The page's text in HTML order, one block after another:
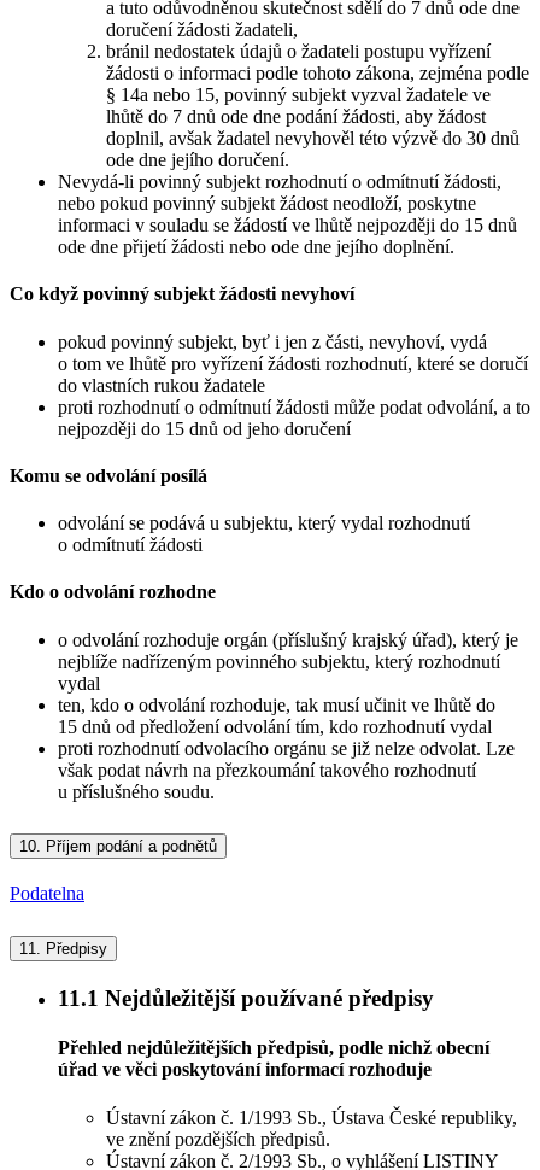
a tuto odůvodněnou skutečnost sdělí do 7 dnů ode dne
doručení žádosti žadateli,
bránil nedostatek údajů o žadateli postupu vyřízení
žádosti o informaci podle tohoto zákona, zejména podle
§ 14a nebo 15, povinný subjekt vyzval žadatele ve
lhůtě do 7 dnů ode dne podání žádosti, aby žádost
doplnil, avšak žadatel nevyhověl této výzvě do 30 dnů
ode dne jejího doručení.
Nevydá-li povinný subjekt rozhodnutí o odmítnutí žádosti,
nebo pokud povinný subjekt žádost neodloží, poskytne
informaci v souladu se žádostí ve lhůtě nejpozději do 15 dnů
ode dne přijetí žádosti nebo ode dne jejího doplnění.
Co když povinný subjekt žádosti nevyhoví
pokud povinný subjekt, byť i jen z části, nevyhoví, vydá
o tom ve lhůtě pro vyřízení žádosti rozhodnutí, které se doručí
do vlastních rukou žadatele
proti rozhodnutí o odmítnutí žádosti může podat odvolání, a to
nejpozději do 15 dnů od jeho doručení
Komu se odvolání posílá
odvolání se podává u subjektu, který vydal rozhodnutí
o odmítnutí žádosti
Kdo o odvolání rozhodne
o odvolání rozhoduje orgán (příslušný krajský úřad), který je
nejblíže nadřízeným povinného subjektu, který rozhodnutí
vydal
ten, kdo o odvolání rozhoduje, tak musí učinit ve lhůtě do
15 dnů od předložení odvolání tím, kdo rozhodnutí vydal
proti rozhodnutí odvolacího orgánu se již nelze odvolat. Lze
však podat návrh na přezkoumání takového rozhodnutí
u příslušného soudu.
10. Příjem podání a podnětů
Podatelna
11. Předpisy
11.1 Nejdůležitější používané předpisy
Přehled nejdůležitějších předpisů, podle nichž obecní
úřad ve věci poskytování informací rozhoduje
Ústavní zákon č. 1/1993 Sb., Ústava České republiky,
ve znění pozdějších předpisů.
Ústavní zákon č. 2/1993 Sb., o vyhlášení LISTINY